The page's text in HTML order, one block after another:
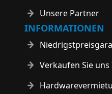
Unsere Partner
INFORMATIONEN
Verkaufen Sie